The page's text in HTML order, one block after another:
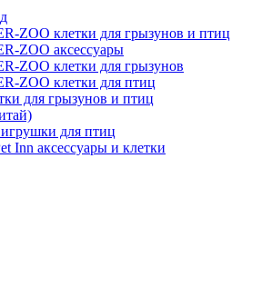
ZOO клетки для грызунов и птиц
ZOO аксессуары
ZOO клетки для грызунов
ZOO клетки для птиц
для грызунов и птиц
для птиц
Inn аксессуары и клетки